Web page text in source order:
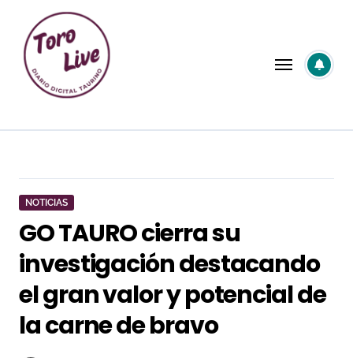
contenido
NOTICIAS
GO TAURO cierra su
investigación destacando
el gran valor y potencial de
la carne de bravo